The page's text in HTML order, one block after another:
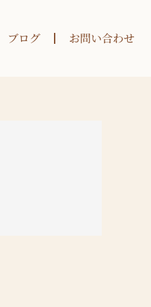
ブログ お問い合わせ